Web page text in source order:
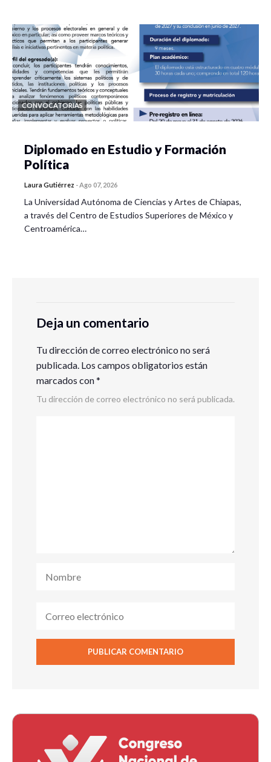
CONVOCATORIAS
Diplomado en Estudio y Formación
Política
Laura Gutiérrez -Ago 07, 2026
La Universidad Autónoma de Ciencias y Artes de Chiapas,
a través del Centro de Estudios Superiores de México y
Centroamérica…
Deja un comentario
Tu dirección de correo electrónico no será
publicada. Los campos obligatorios están
marcados con*
Tu dirección de correo electrónico no será publicada.